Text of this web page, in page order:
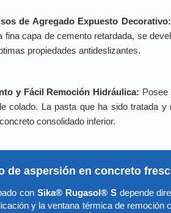
de Agregado Expuesto Decorativo:
fina capa de cemento retardada, se
propiedades antideslizantes.
y Fácil Remoción Hidráulica: Posee
colado. La pasta que ha sido tratada
consolidado inferior.
de aspersión en concreto
con Sika® Rugasol® Sdepende
y la ventana térmica de remoción